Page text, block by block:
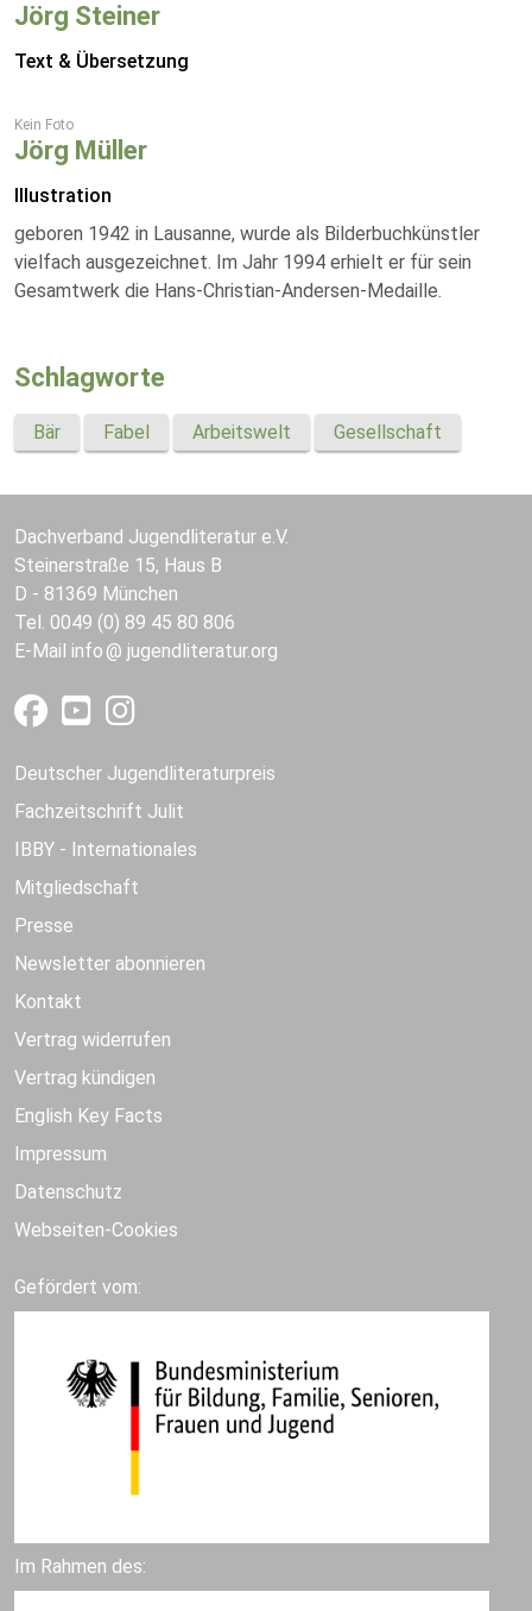
Jörg Steiner
Text & Übersetzung
Kein Foto
Jörg Müller
Illustration
geboren 1942 in Lausanne, wurde als Bilderbuchkünstler
vielfach ausgezeichnet. Im Jahr 1994 erhielt er für sein
Gesamtwerk die Hans-Christian-Andersen-Medaille.
Schlagworte
Bär Fabel Arbeitswelt Gesellschaft
Dachverband Jugendliteratur e.V.
Steinerstraße 15, Haus B
D - 81369 München
Tel. 0049 (0) 89 45 80 806
E-Mail info jugendliteratur.org
Deutscher Jugendliteraturpreis
Fachzeitschrift Julit
IBBY - Internationales
Mitgliedschaft
Presse
Newsletter abonnieren
Kontakt
Vertrag widerrufen
Vertrag kündigen
English Key Facts
Impressum
Datenschutz
Webseiten-Cookies
Gefördert vom:
Im Rahmen des: